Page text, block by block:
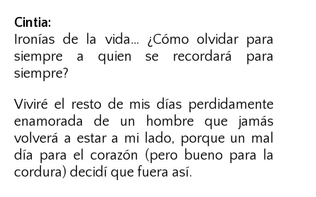
Cintia:
Ironías de la vida… ¿Cómo olvidar para
siempre a quien se recordará para
siempre?
Viviré el resto de mis días perdidamente
enamorada de un hombre que jamás
volverá a estar a mi lado, porque un mal
día para el corazón (pero bueno para la
cordura) decidí que fuera así.